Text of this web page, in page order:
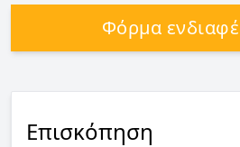
Φόρμα
Επισκόπηση